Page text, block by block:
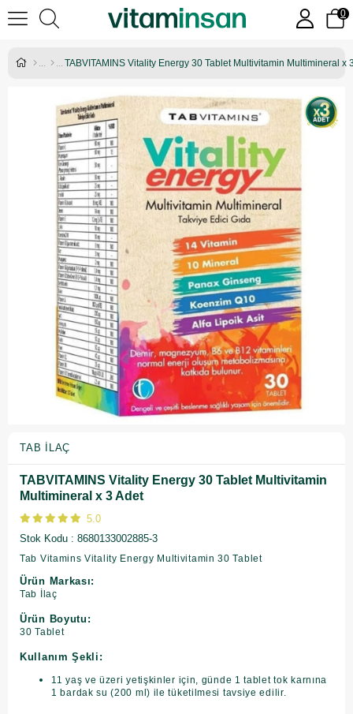
0
TABVITAMINS Vitality Energy 30 Tablet Multivitamin Multimineral x
TAB İLAÇ
TABVITAMINS Vitality Energy 30 Tablet Multivitamin
Multimineral x 3 Adet
5.0
Stok Kodu
8680133002885-3
Tab Vitamins Vitality Energy Multivitamin 30 Tablet
Ürün Markası:
Tab İlaç
Ürün Boyutu:
30 Tablet
Kullanım Şekli:
11 yaş ve üzeri yetişkinler için, günde 1 tablet tok karnına
1 bardak su (200 ml) ile tüketilmesi tavsiye edilir.